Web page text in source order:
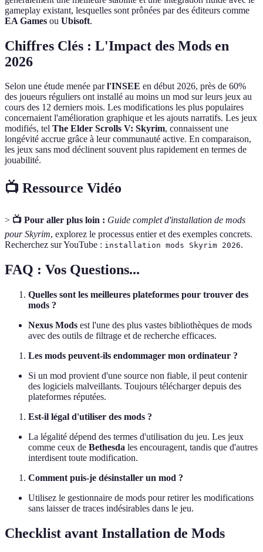
gameplay existant, lesquelles sont prônées par des éditeurs comme
EA Games ou Ubisoft.
Chiffres Clés : L'Impact des Mods en
2026
Selon une étude menée parl'INSEE en début 2026, près de 60%
des joueurs réguliers ont installé au moins un mod sur leurs jeux au
cours des 12 derniers mois. Les modifications les plus populaires
concernaient l'amélioration graphique et les ajouts narratifs. Les jeux
modifiés, tel The Elder Scrolls V: Skyrim, connaissent une
longévité accrue grâce à leur communauté active. En comparaison,
les jeux sans mod déclinent souvent plus rapidement en termes de
jouabilité.
📺 Ressource Vidéo
> 📺 Pour aller plus loin : Guide complet d'installation de mods
pour Skyrim, explorez le processus entier et des exemples concrets.
Recherchez sur YouTube : installation mods Skyrim 2026.
FAQ : Vos Questions...
Quelles sont les meilleures plateformes pour trouver des
mods ?
Nexus Mods est l'une des plus vastes bibliothèques de mods
avec des outils de filtrage et de recherche efficaces.
Les mods peuvent-ils endommager mon ordinateur ?
Si un mod provient d'une source non fiable, il peut contenir
des logiciels malveillants. Toujours télécharger depuis des
plateformes réputées.
Est-il légal d'utiliser des mods ?
La légalité dépend des termes d'utilisation du jeu. Les jeux
comme ceux de Bethesda les encouragent, tandis que d'autres
interdisent toute modification.
Comment puis-je désinstaller un mod ?
Utilisez le gestionnaire de mods pour retirer les modifications
sans laisser de traces indésirables dans le jeu.
Checklist avant Installation de Mods